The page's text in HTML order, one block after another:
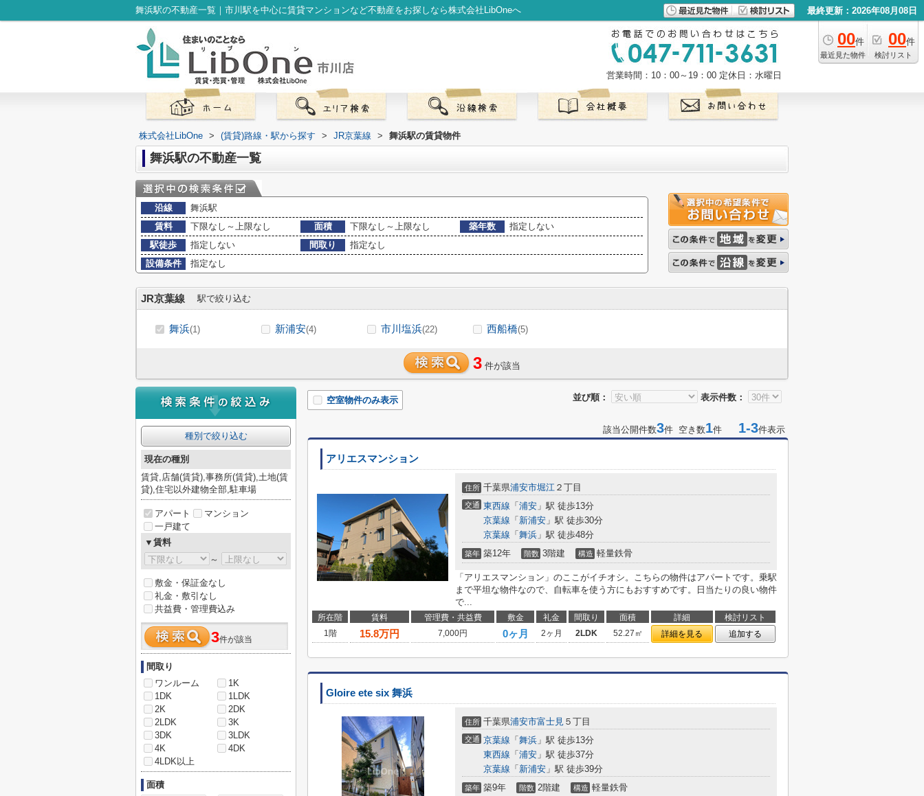
舞浜駅の不動産一覧｜市川駅を中心に賃貸マンションなど不動産をお探しなら株式会社LibOneへ 最終更新：2026年08月08日
00件
最近見た物件
00件
検討リスト
営業時間：10：00～19：00 定休日：水曜日
株式会社LibOne > (賃貸)路線・駅から探す > JR京葉線 > 舞浜駅の賃貸物件
舞浜駅の不動産一覧
沿線
舞浜駅
賃料
下限なし～上限なし 面積 下限なし～上限なし 築年数
指定しない
駅徒歩
指定しない 間取り
指定なし
設備条件
指定なし
JR京葉線 駅で絞り込む
舞浜(1) 新浦安(4) 市川塩浜(22) 西船橋(5)
3 件が該当
並び順： 表示件数：
空室物件のみ表示
該当公開件数3件 空き数1件 1-3件表示
アリエスマンション
住所 千葉県浦安市堀江 ２丁目
交通 東西線 「 浦安 」駅 徒歩13分
京葉線 「 新浦安 」駅 徒歩30分
京葉線 「 舞浜 」駅 徒歩48分
築年 築12年 階数 3階建 構造 軽量鉄骨
「アリエスマンション」のここがイチオシ。こちらの物件はアパートです。乗駅
まで平坦な物件なので、自転車を使う方にもおすすめです。日当たりの良い物件
で...
所在階 賃料 管理費・共益費 敷金 礼金 間取り 面積 詳細
検討リスト
1階
15.8万円 7,000円 0ヶ月 2ヶ月 2LDK 52.27㎡ 詳細を見る 追加する
Gloire ete six 舞浜
住所 千葉県浦安市富士見 ５丁目
交通 京葉線 「 舞浜 」駅 徒歩13分
東西線 「 浦安 」駅 徒歩37分
京葉線 「 新浦安 」駅 徒歩39分
築年 築9年 階数 2階建 構造 軽量鉄骨
種別で絞り込む
現在の種別
賃貸,店舗(賃貸),事務所(賃貸),土地(賃
貸),住宅以外建物全部,駐車場
アパート
マンション
一戸建て
▼賃料
～
敷金・保証金なし
礼金・敷引なし
共益費・管理費込み
3件が該当
間取り
ワンルーム
1K
1DK
1LDK
2K
2DK
2LDK
3K
3DK
3LDK
4K
4DK
4LDK以上
面積